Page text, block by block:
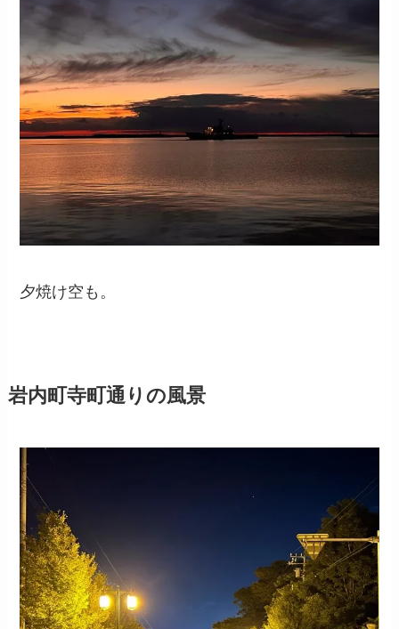
夕焼け空も。
岩内町寺町通りの風景